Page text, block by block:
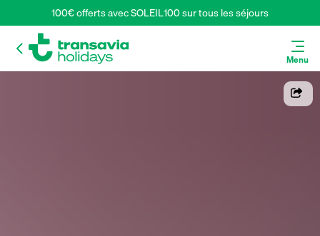
100€ offerts avec SOLEIL100 sur tous les séjours
Menu